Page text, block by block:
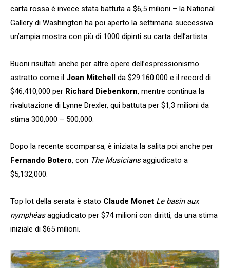
carta rossa è invece stata battuta a $6,5 milioni – la National
Gallery di Washington ha poi aperto la settimana successiva
un’ampia mostra con più di 1000 dipinti su carta dell’artista.
Buoni risultati anche per altre opere dell’espressionismo
astratto come il Joan Mitchell da $29.160.000 e il record di
$46,410,000 per Richard Diebenkorn, mentre continua la
rivalutazione di Lynne Drexler, qui battuta per $1,3 milioni da
stima 300,000 – 500,000.
Dopo la recente scomparsa, è iniziata la salita poi anche per
Fernando Botero, con The Musiciansaggiudicato a
$5,132,000.
Top lot della serata è stato Claude Monet Le basin aux
nymphéasaggiudicato per $74 milioni con diritti, da una stima
iniziale di $65 milioni.